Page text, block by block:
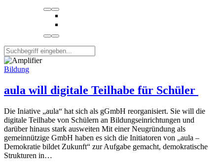
Bildung
aula will digitale Teilhabe für Schüler
Die Iniative „aula“ hat sich als gGmbH reorganisiert. Sie will die
digitale Teilhabe von Schülern an Bildungseinrichtungen und
darüber hinaus stark ausweiten Mit einer Neugründung als
gemeinnützige GmbH haben es sich die Initiatoren von „aula –
Demokratie bildet Zukunft“ zur Aufgabe gemacht, demokratische
Strukturen in…